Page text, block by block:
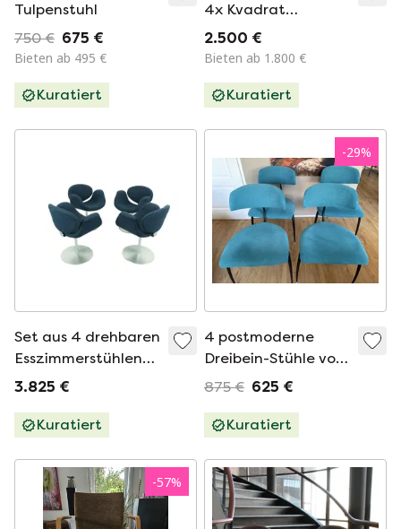
Tulpenstuhl
750 € 675 €
Bieten ab 495 €
Kuratiert
4x Kvadrat
Allingdal 65
2.500 €
Bieten ab 1.800 €
Kuratiert
Set aus 4 drehbaren
Esszimmerstühlen
„Little Tulip“ von
Artifort, 1965
3.825 €
Kuratiert
-29%
4 postmoderne
Dreibein-Stühle von
Lande Artifort im
875 € 625 €
Kuratiert
-57%